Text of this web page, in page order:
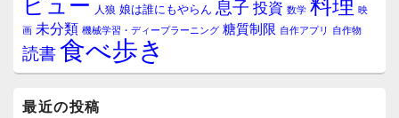
人狼 娘は誰にもやらん 息子 投資 数学
映
画 未分類 機械学習・ディープラーニング 糖質制限 自作アプリ 自作物
読書食べ歩き
最近の投稿